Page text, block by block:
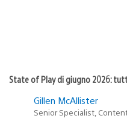
State of Play di giugno 2026:
Gillen McAllister
Senior Specialist,